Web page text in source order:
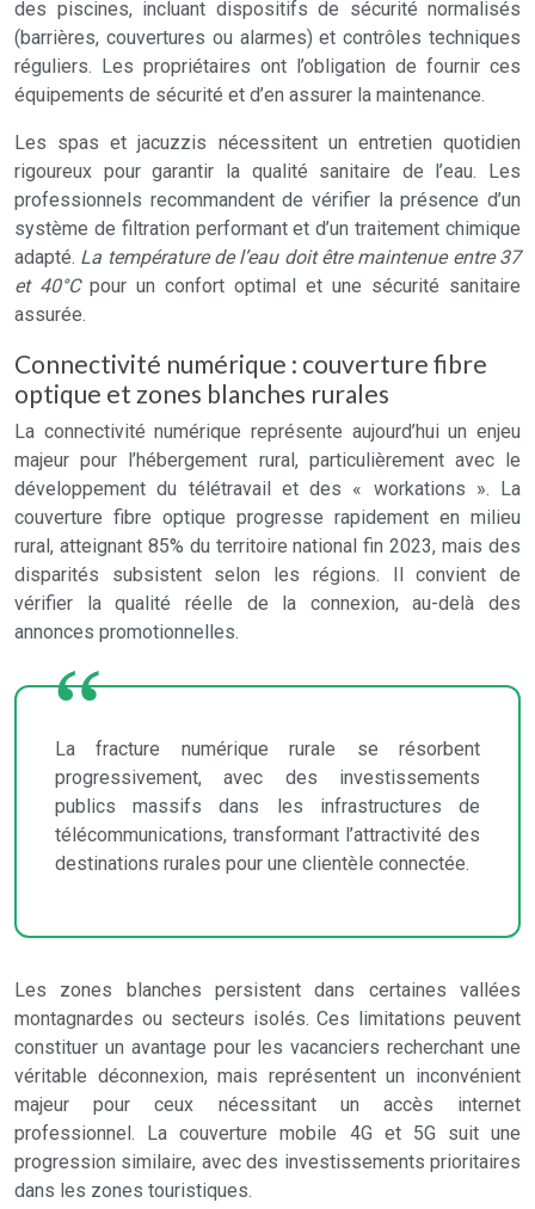
des piscines, incluant dispositifs de sécurité normalisés
(barrières, couvertures ou alarmes) et contrôles techniques
réguliers. Les propriétaires ont l’obligation de fournir ces
équipements de sécurité et d’en assurer la maintenance.
Les spas et jacuzzis nécessitent un entretien quotidien
rigoureux pour garantir la qualité sanitaire de l’eau. Les
professionnels recommandent de vérifier la présence d’un
système de filtration performant et d’un traitement chimique
adapté. La température de l’eau doit être maintenue entre 37
et 40°C pour un confort optimal et une sécurité sanitaire
assurée.
Connectivité numérique : couverture fibre
optique et zones blanches rurales
La connectivité numérique représente aujourd’hui un enjeu
majeur pour l’hébergement rural, particulièrement avec le
développement du télétravail et des « workations ». La
couverture fibre optique progresse rapidement en milieu
rural, atteignant 85% du territoire national fin 2023, mais des
disparités subsistent selon les régions. Il convient de
vérifier la qualité réelle de la connexion, au-delà des
annonces promotionnelles.
La fracture numérique rurale se résorbent
progressivement, avec des investissements
publics massifs dans les infrastructures de
télécommunications, transformant l’attractivité des
destinations rurales pour une clientèle connectée.
Les zones blanches persistent dans certaines vallées
montagnardes ou secteurs isolés. Ces limitations peuvent
constituer un avantage pour les vacanciers recherchant une
véritable déconnexion, mais représentent un inconvénient
majeur pour ceux nécessitant un accès internet
professionnel. La couverture mobile 4G et 5G suit une
progression similaire, avec des investissements prioritaires
dans les zones touristiques.